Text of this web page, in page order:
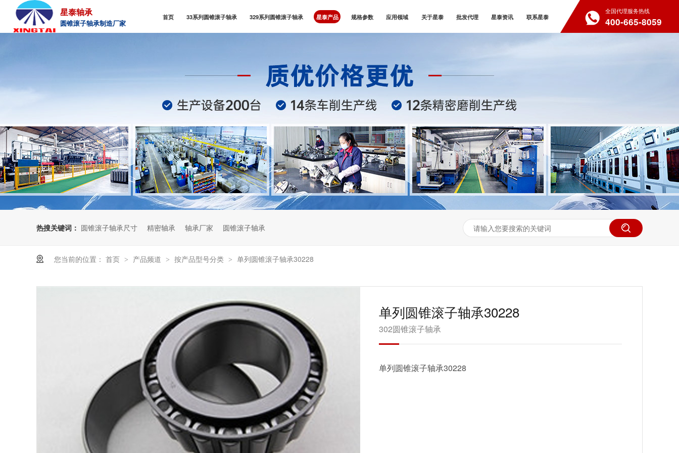
星泰轴承
圆锥滚子轴承制造厂家
首页 33系列圆锥滚子轴承 329系列圆锥滚子轴承 星泰产品 规格参数 应用领域 关于星泰 批发代理 星泰资讯 联系星泰
全国代理服务热线
400-665-8059
热搜关键词： 圆锥滚子轴承尺寸 精密轴承 轴承厂家 圆锥滚子轴承
您当前的位置： 首页 > 产品频道 > 按产品型号分类 > 单列圆锥滚子轴承30228
单列圆锥滚子轴承30228
302圆锥滚子轴承
单列圆锥滚子轴承30228